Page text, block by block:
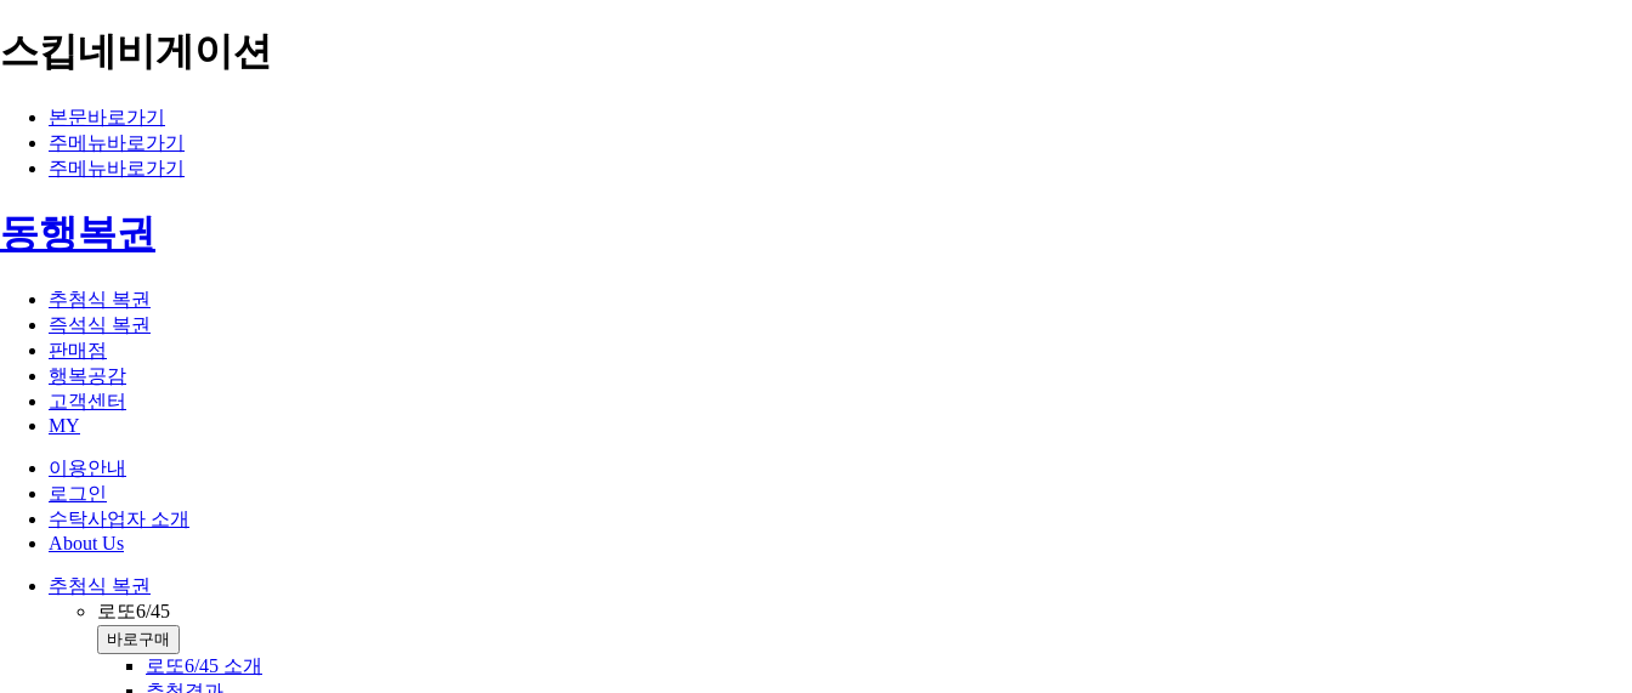
스킵네비게이션
본문바로가기
주메뉴바로가기
주메뉴바로가기
동행복권
추첨식 복권
즉석식 복권
판매점
행복공감
고객센터
MY
이용안내
로그인
수탁사업자 소개
About Us
추첨식 복권
로또6/45
바로구매
로또6/45 소개